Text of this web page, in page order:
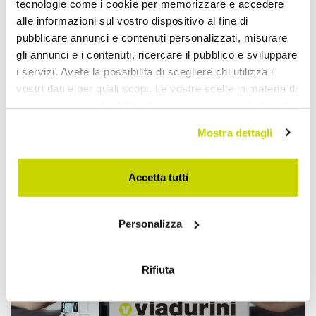
tecnologie come i cookie per memorizzare e accedere
alle informazioni sul vostro dispositivo al fine di
pubblicare annunci e contenuti personalizzati, misurare
gli annunci e i contenuti, ricercare il pubblico e sviluppare
i servizi. Avete la possibilità di scegliere chi utilizza i
vostri dati e per quali scopi. Le vostre scelte in materia di
modificare o revocare il proprio consenso in qualsiasi
momento dalla Dichiarazione sui cookie o facendo clic
sull'icona di attivazione della privacy.
raccogliere informazioni sulla tua posizione
Identificare il tuo dispositivo, scansionandolo
(impronte digitali).
Mostra dettagli
Accetta tutti
Personalizza
Rifiuta
Take advantage of it now!